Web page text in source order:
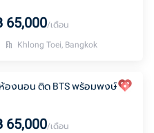
65,000/เดือน
Khlong Toei, Bangkok
ห้องนอน ติด BTS พร้อมพงษ์
65,000/เดือน